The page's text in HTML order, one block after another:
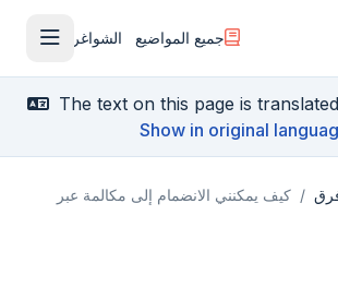
Ga naar
جميع المواضيع الشواغر
فتح
The text on this page is
Show in original
/ كيف يمكنني الانضمام إلى مكالمة عبر